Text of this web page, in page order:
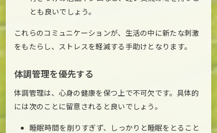
とも良いでしょう。
これらのコミュニケーションが、生活の中に新たな刺激
をもたらし、ストレスを軽減する手助けとなります。
体調管理を優先する
体調管理は、心身の健康を保つ上で不可欠です。具体的
には次のことに留意されると良いでしょう。
睡眠時間を削りすぎず、しっかりと睡眠をとること